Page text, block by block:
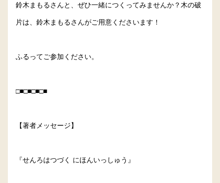
鈴木まもるさんと、ぜひ一緒につくってみませんか？木の破
片は、鈴木まもるさんがご用意くださいます！
ふるってご参加ください。
□■□■□■□■
【著者メッセージ】
『せんろはつづく にほんいっしゅう』